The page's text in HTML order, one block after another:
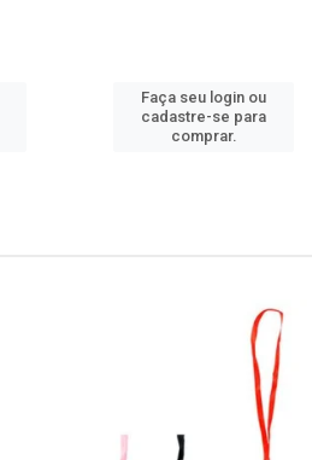
Faça seu login ou
cadastre-se para
comprar.